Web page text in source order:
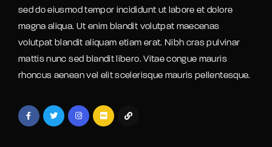
sed do eiusmod tempor incididunt ut labore et dolore
magna aliqua. Ut enim blandit volutpat maecenas
volutpat blandit aliquam etiam erat. Nibh cras pulvinar
mattis nunc sed blandit libero. Vitae congue mauris
rhoncus aenean vel elit scelerisque mauris pellentesque.
By signing in, you agree to